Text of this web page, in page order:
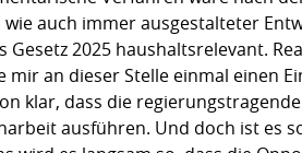
wie auch immer ausgestalteter
Gesetz 2025 haushaltsrelevant.
mir an dieser Stelle einmal einen
klar, dass die
ausführen. Und doch ist es